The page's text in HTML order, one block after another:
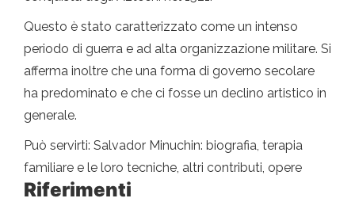
Questo è stato caratterizzato come un intenso
periodo di guerra e ad alta organizzazione militare. Si
afferma inoltre che una forma di governo secolare
ha predominato e che ci fosse un declino artistico in
generale.
Può servirti: Salvador Minuchin: biografia, terapia
familiare e le loro tecniche, altri contributi, opere
Riferimenti